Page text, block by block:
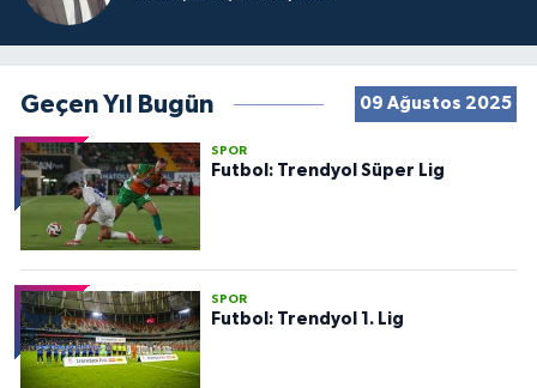
Geçen Yıl Bugün 09 Ağustos 2025
SPOR
Futbol: Trendyol Süper Lig
SPOR
Futbol: Trendyol 1. Lig